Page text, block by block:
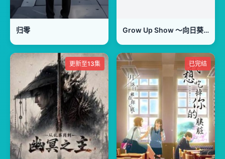
归零 Grow Up Show ～向日葵马戏团～
更新至13集 已完结